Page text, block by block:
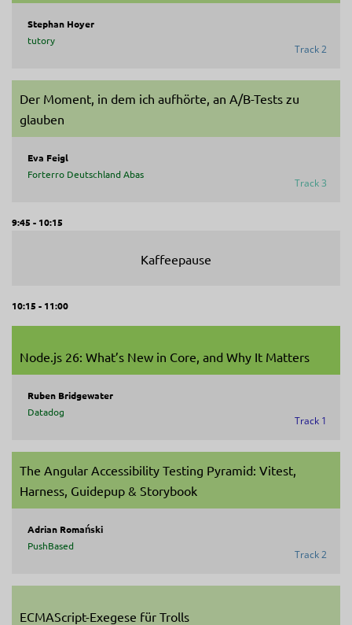
Stephan Hoyer
tutory
Track 2
Der Moment, in dem ich aufhörte, an A/B-Tests zu
glauben
Eva Feigl
Forterro Deutschland Abas
Track 3
9:45 - 10:15
Kaffeepause
10:15 - 11:00
Node.js 26: What’s New in Core, and Why It Matters
Ruben Bridgewater
Datadog
Track 1
The Angular Accessibility Testing Pyramid: Vitest,
Harness, Guidepup & Storybook
Adrian Romański
PushBased
Track 2
ECMAScript-Exegese für Trolls